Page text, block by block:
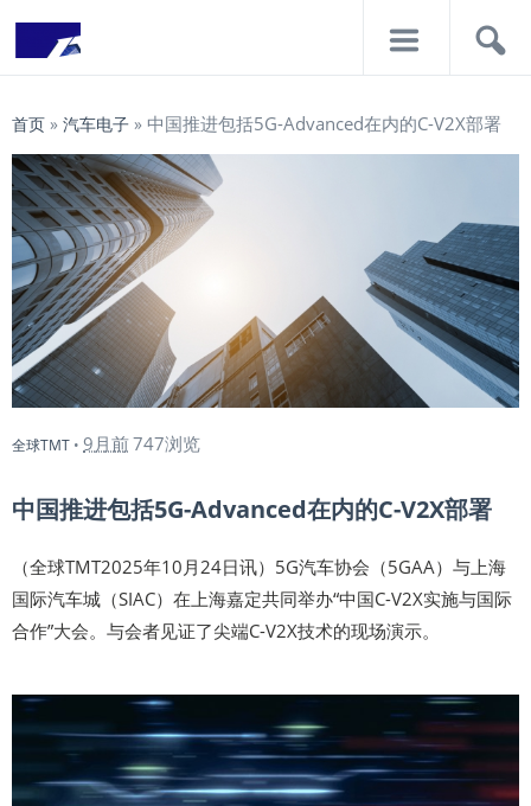
首页 » 汽车电子 » 中国推进包括5G-Advanced在内的C-V2X部署
全球TMT • 9月前747浏览
中国推进包括5G-Advanced在内的C-V2X部署
（全球TMT2025年10月24日讯）5G汽车协会（5GAA）与上海
国际汽车城（SIAC）在上海嘉定共同举办“中国C-V2X实施与国际
合作”大会。与会者见证了尖端C-V2X技术的现场演示。